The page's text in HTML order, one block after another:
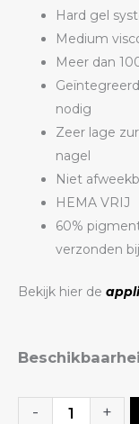
Hard gel
Medium
Meer dan
nodig
Zeer lage
nagel
Niet
HEMA VRIJ
60%
verzonden
Bekijk hier de
-
Color
Gel
+